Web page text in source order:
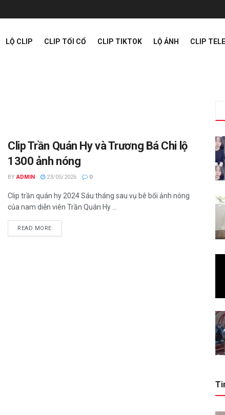
LỘ CLIP CLIP TỐI CỔ CLIP TIKTOK LỘ ẢNH CLIP
Clip Trần Quán Hy và Trương Bá Chi lộ
1300 ảnh nóng
BY ADMIN 23/05/2026 0
Clip trần quán hy 2024 Sáu tháng sau vụ bê bối ảnh nóng
của nam diễn viên Trần Quán Hy ...
READ MORE